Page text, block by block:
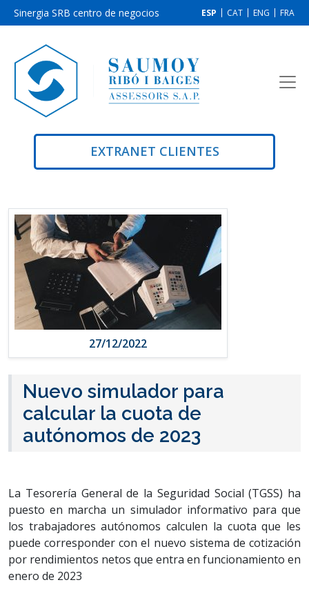
Sinergia SRB centro de negocios ESP CAT ENG FRA
EXTRANET CLIENTES
27/12/2022
Nuevo simulador para
calcular la cuota de
autónomos de 2023
La Tesorería General de la Seguridad Social (TGSS) ha
puesto en marcha un simulador informativo para que
los trabajadores autónomos calculen la cuota que les
puede corresponder con el nuevo sistema de cotización
por rendimientos netos que entra en funcionamiento en
enero de 2023